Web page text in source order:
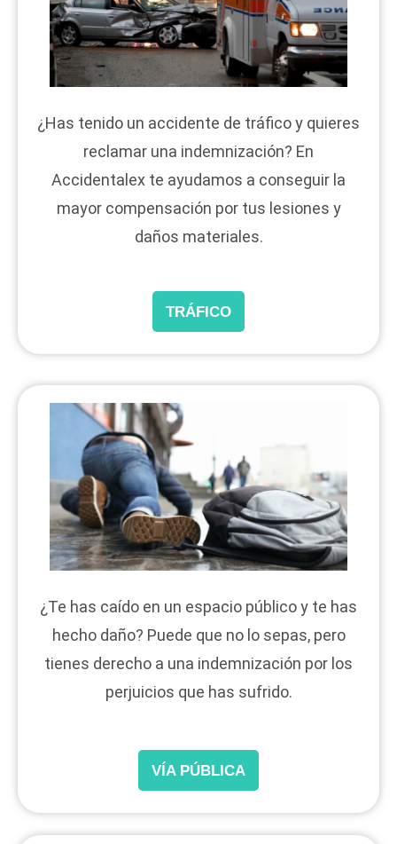
¿Has tenido un accidente de tráfico y quieres
reclamar una indemnización? En
Accidentalex te ayudamos a conseguir la
mayor compensación por tus lesiones y
daños materiales.
TRÁFICO
¿Te has caído en un espacio público y te has
hecho daño? Puede que no lo sepas, pero
tienes derecho a una indemnización por los
perjuicios que has sufrido.
VÍA PÚBLICA